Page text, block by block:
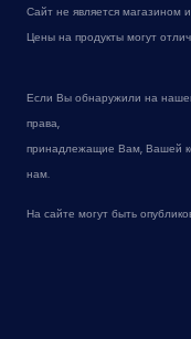
Сайт не является магазином
Цены на продукты могут
Если Вы обнаружили на
права,
принадлежащие Вам, Вашей
нам.
На сайте могут быть